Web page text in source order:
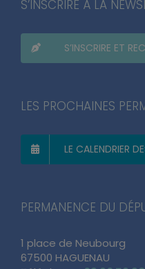
S’INSCRIRE ET
LE CALENDRIER
67500 HAGUENAU
Téléphone :03 90 59 38